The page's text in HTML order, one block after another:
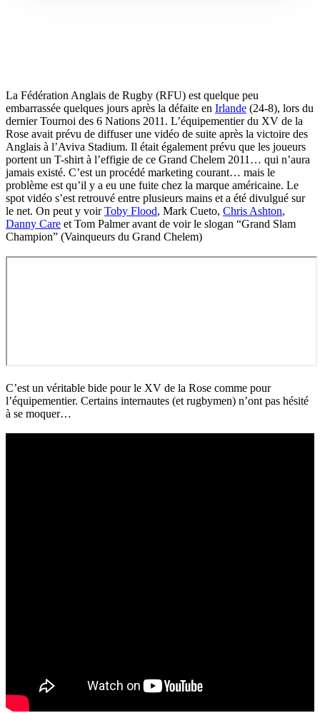
La Fédération Anglais de Rugby (RFU) est quelque peu
embarrassée quelques jours après la défaite en Irlande (24-8), lors du
dernier Tournoi des 6 Nations 2011. L’équipementier du XV de la
Rose avait prévu de diffuser une vidéo de suite après la victoire des
Anglais à l’Aviva Stadium. Il était également prévu que les joueurs
portent un T-shirt à l’effigie de ce Grand Chelem 2011… qui n’aura
jamais existé. C’est un procédé marketing courant… mais le
problème est qu’il y a eu une fuite chez la marque américaine. Le
spot vidéo s’est retrouvé entre plusieurs mains et a été divulgué sur
le net. On peut y voirToby Flood, Mark Cueto, Chris Ashton,
Danny Care et Tom Palmer avant de voir le slogan “Grand Slam
Champion” (Vainqueurs du Grand Chelem)
C’est un véritable bide pour le XV de la Rose comme pour
l’équipementier. Certains internautes (et rugbymen) n’ont pas hésité
à se moquer…